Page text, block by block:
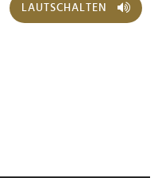
LAUTSCHALTEN